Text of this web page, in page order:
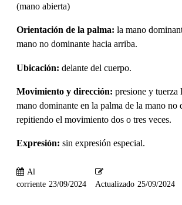
(mano abierta)
Orientación de la palma: la mano
mano no dominante hacia arriba.
Ubicación: delante del cuerpo.
Movimiento y dirección: presione y tuerza
mano dominante en la palma de la mano no
repitiendo el movimiento dos o tres veces.
Expresión: sin expresión especial.
Al
corriente 23/09/2024 Actualizado 25/09/2024